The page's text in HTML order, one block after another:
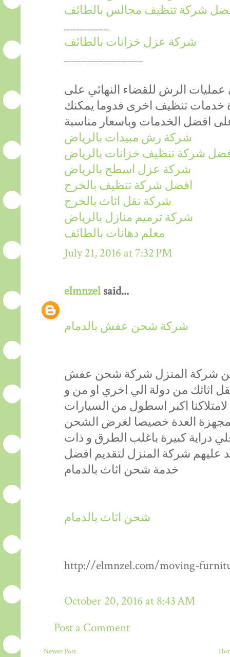
شركة تنظيف مجالس بالطائف
________
شركة عزل خزانات بالطائف
______________
الرش للقضاء النهائي على
خدمات تنظيف اخرى فدوما يمكنك
افضل الخدمات وباسعار مناسبة
شركة رش مبيدات بالرياض
شركة تنظيف خزانات بالرياض
شركة عزل اسطح بالرياض
افضل شركة تنظيف بالخرج
شركة نقل اثاث بالخرج
شركة ترميم منازل بالرياض
معلم دهانات بالطائف
July 21, 2016 at 7:32 PM
elmnzelsaid...
شركة شحن عفش بالدمام
شركة المنزل شركة شحن عفش
اثاثك من دولة الي اخري او من و
اكبر اسطول من السيارات
العدة خصيصا لغرض الشحن
دراية كبيرة باغلب الطرق و ذات
عليهم شركة المنزل لتقديم افضل
خدمة شحن اثاث بالدمام
شحن اثاث بالدمام
http://elmnzel.com/moving-
October 20, 2016 at 8:43 AM
Post a Comment
Newer Post